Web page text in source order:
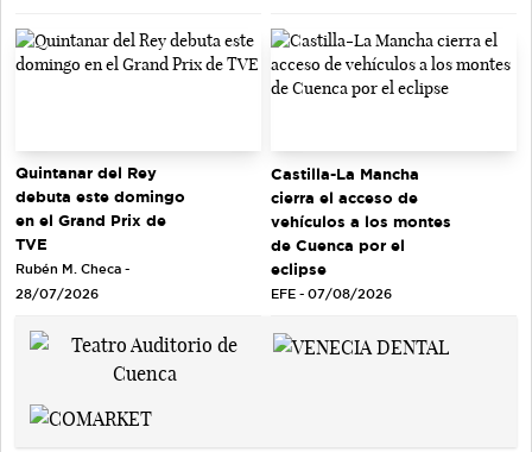
Quintanar del Rey
debuta este domingo
en el Grand Prix de
TVE
Rubén M. Checa -
28/07/2026
Castilla-La Mancha
cierra el acceso de
vehículos a los montes
de Cuenca por el
eclipse
EFE - 07/08/2026